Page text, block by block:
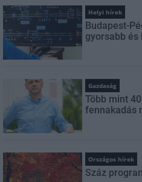
Helyi hírek
Budapest-
gyorsabb és
Gazdaság
Több mint
fennakadás
Országos hírek
Száz